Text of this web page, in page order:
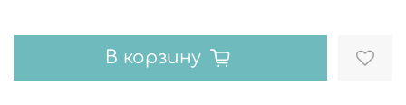
В корзину